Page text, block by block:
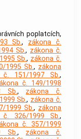
poplatcích,
Sb., zákona č.
Sb., zákona č.
Sb., zákona č.
1995 Sb., zákona
č. 151/1997 Sb.,
č. 149/1998
Sb., zákona č.
Sb., zákona č.
1999 Sb., zákona
č. 326/1999 Sb.,
č. 357/1999
Sb., zákona č.